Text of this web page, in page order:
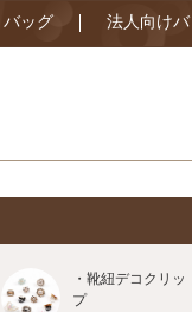
バッグ 法人向け
・靴紐デコクリッ
プ